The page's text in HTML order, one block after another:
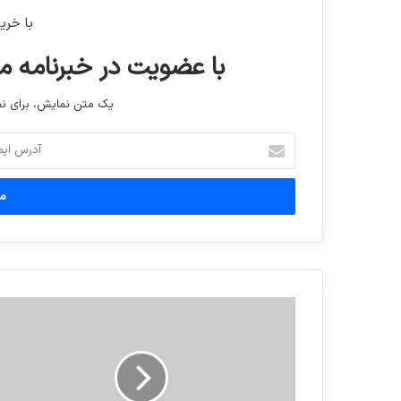
با
با عضویت در خبرنامه
یک متن نمایش،
آدرس
ایمیل
خود
وارد